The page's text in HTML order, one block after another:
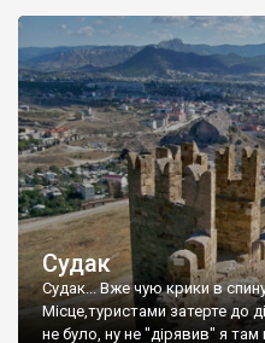
Судак
Судак... Вже чую крики в
Місце,туристами затерте до
не було, ну не "дірявив" я там